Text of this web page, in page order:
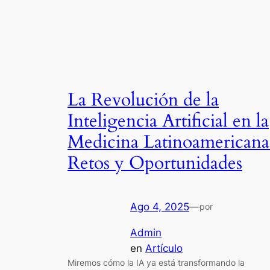
La Revolución de la
Inteligencia Artificial en la
Medicina
Retos y Oportunidades
Ago 4, 2025—por
Admin
en Artículo
Miremos cómo la IA ya está transformando la